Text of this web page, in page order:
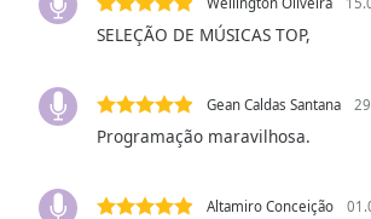
Opacity
SELEÇÃO DE MÚSICAS TOP,
Gean Caldas Santana
Programação maravilhosa.
Altamiro Conceição